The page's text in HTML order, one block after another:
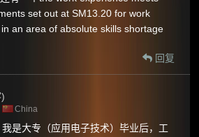
set out at SM13.20 for work
an area of absolute skills shortage
回复
China
是大专（应用电子技术）毕业后，工